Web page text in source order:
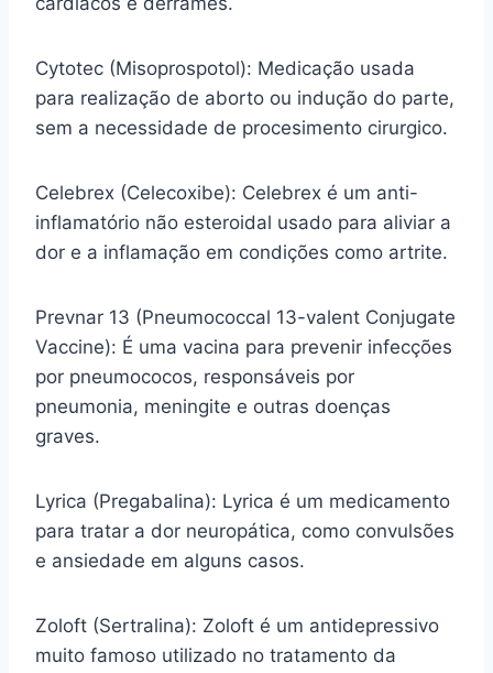
Cytotec (Misoprospotol): Medicação usada
para realização de aborto ou indução do parte,
sem a necessidade de procesimento cirurgico.
Celebrex (Celecoxibe): Celebrex é um anti-
inflamatório não esteroidal usado para aliviar a
dor e a inflamação em condições como artrite.
Prevnar 13 (Pneumococcal 13-valent Conjugate
Vaccine): É uma vacina para prevenir infecções
por pneumococos, responsáveis por
pneumonia, meningite e outras doenças
graves.
Lyrica (Pregabalina): Lyrica é um medicamento
para tratar a dor neuropática, como convulsões
e ansiedade em alguns casos.
Zoloft (Sertralina): Zoloft é um antidepressivo
muito famoso utilizado no tratamento da